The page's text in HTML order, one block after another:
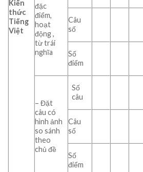
Kiến
thức
Tiếng
Việt
đặc
điểm,
hoạt
động ,
từ trái
nghĩa
Câu
số
Số
điểm
– Đặt
câu có
hình ảnh
so sánh
theo
chủ đề
Số
câu
Câu
số
Số
điểm